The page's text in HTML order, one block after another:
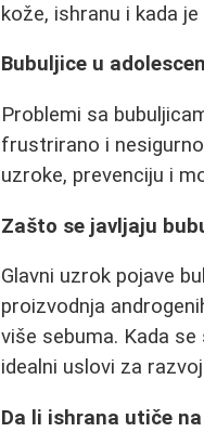
kože, ishranu i kada
Bubuljice u
Problemi sa
frustrirano i
uzroke, prevenciju i
Zašto se javljaju
Glavni uzrok pojave
proizvodnja
više sebuma. Kada
idealni uslovi za
Da li ishrana utiče